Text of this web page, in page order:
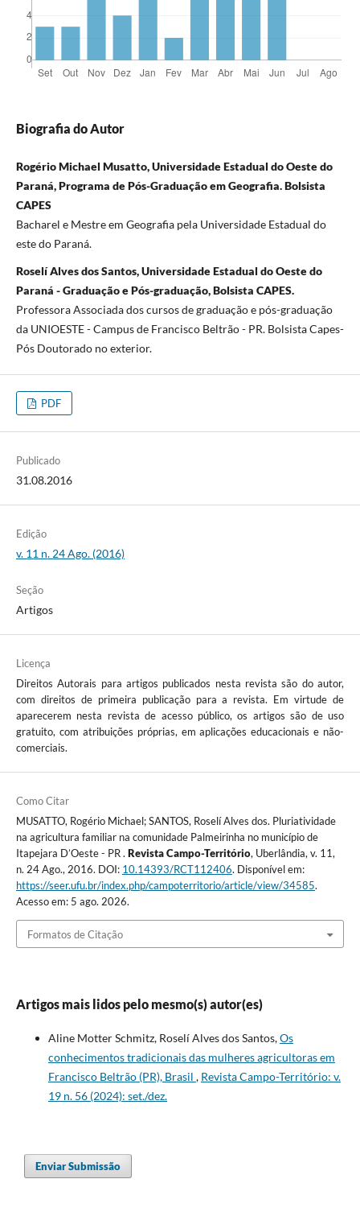
Biografia do Autor
Rogério Michael Musatto, Universidade Estadual do Oeste do
Paraná, Programa de Pós-Graduação em Geografia. Bolsista
CAPES
Bacharel e Mestre em Geografia pela Universidade Estadual do
este do Paraná.
Roselí Alves dos Santos, Universidade Estadual do Oeste do
Paraná - Graduação e Pós-graduação, Bolsista CAPES.
Professora Associada dos cursos de graduação e pós-graduação
da UNIOESTE - Campus de Francisco Beltrão - PR. Bolsista Capes-
Pós Doutorado no exterior.
PDF
Publicado
31.08.2016
Edição
v. 11 n. 24 Ago. (2016)
Seção
Artigos
Licença
Direitos Autorais para artigos publicados nesta revista são do autor,
com direitos de primeira publicação para a revista. Em virtude de
aparecerem nesta revista de acesso público, os artigos são de uso
gratuito, com atribuições próprias, em aplicações educacionais e não-
comerciais.
Como Citar
MUSATTO, Rogério Michael; SANTOS, Roselí Alves dos. Pluriatividade
na agricultura familiar na comunidade Palmeirinha no município de
Itapejara D’Oeste - PR . Revista Campo-Território, Uberlândia, v. 11,
n. 24 Ago., 2016. DOI: 10.14393/RCT112406. Disponível em:
https://seer.ufu.br/index.php/campoterritorio/article/view/34585.
Acesso em: 5 ago. 2026.
Formatos de Citação
Artigos mais lidos pelo mesmo(s) autor(es)
Aline Motter Schmitz, Roselí Alves dos Santos,Os
conhecimentos tradicionais das mulheres agricultoras em
Francisco Beltrão (PR), Brasil , Revista Campo-Território: v.
19 n. 56 (2024): set./dez.
Enviar Submissão